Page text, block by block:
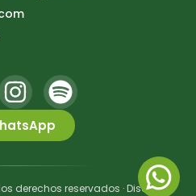
derechos reservados · Diseño y